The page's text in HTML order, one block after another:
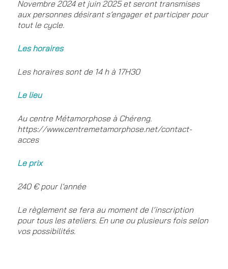
Novembre 2024 et juin 2025 et seront transmises
aux personnes désirant s’engager et participer pour
tout le cycle.
Les horaires
Les horaires sont de 14 h à 17H30
Le lieu
Au centre Métamorphose à Chéreng.
https://www.centremetamorphose.net/contact-
acces
Le prix
240 € pour l’année
Le règlement se fera au moment de l’inscription
pour tous les ateliers. En une ou plusieurs fois selon
vos possibilités.